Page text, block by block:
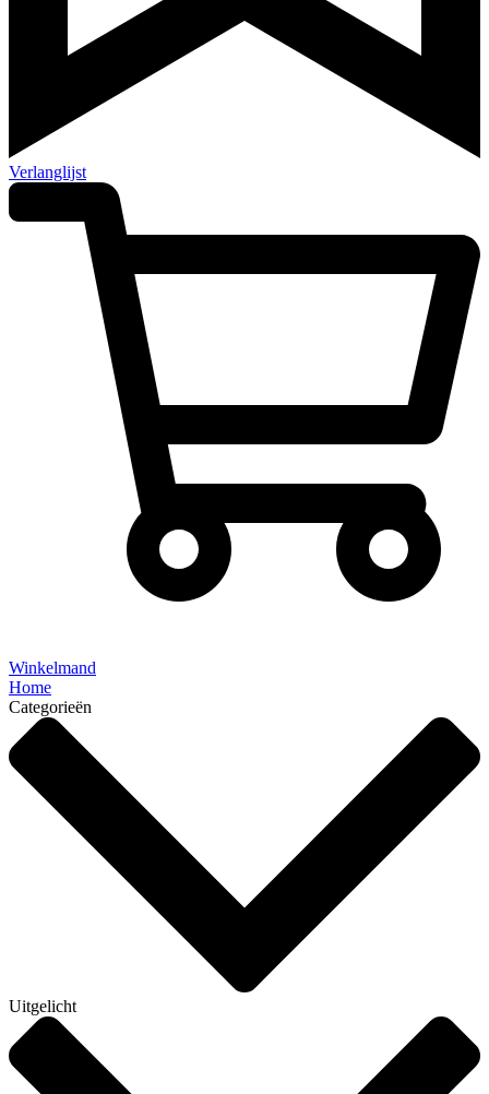
Verlanglijst
Winkelmand
Home
Categorieën
Uitgelicht